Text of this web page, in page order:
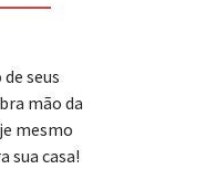
seus
mão da
mesmo
sua casa!